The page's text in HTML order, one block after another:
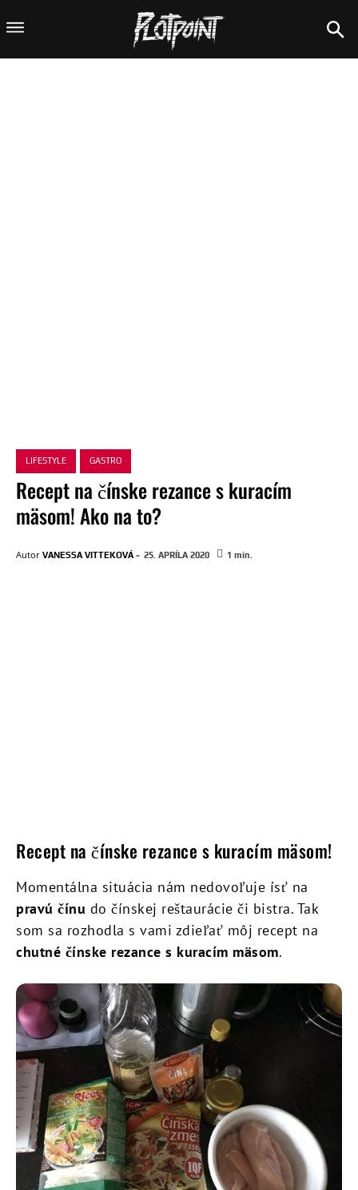
LIFESTYLE GASTRO
Recept na čínske rezance s kuracím
mäsom! Ako na to?
Autor VANESSA VITTEKOVÁ - 25. APRÍLA 2020 1 min.
Recept na čínske rezance s kuracím mäsom!
Momentálna situácia nám nedovoľuje ísť na
pravú čínu do čínskej reštaurácie či bistra. Tak
som sa rozhodla s vami zdieľať môj recept na
chutné čínske rezance s kuracím mäsom.